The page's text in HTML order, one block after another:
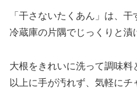
「干さないたくあん」は、
冷蔵庫の片隅でじっくりと漬
大根をきれいに洗って調味
以上に手が汚れず、気軽に